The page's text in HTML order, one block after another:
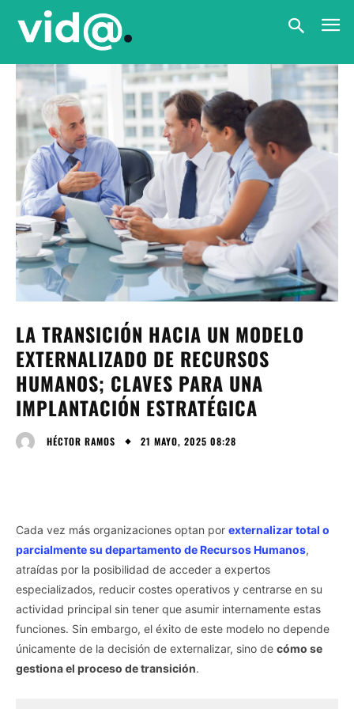
LA TRANSICIÓN HACIA UN MODELO
EXTERNALIZADO DE RECURSOS
HUMANOS; CLAVES PARA UNA
IMPLANTACIÓN ESTRATÉGICA
HÉCTOR RAMOS 21 MAYO, 2025 08:28
Cada vez más organizaciones optan por externalizar total o
parcialmente su departamento de Recursos Humanos,
atraídas por la posibilidad de acceder a expertos
especializados, reducir costes operativos y centrarse en su
actividad principal sin tener que asumir internamente estas
funciones. Sin embargo, el éxito de este modelo no depende
únicamente de la decisión de externalizar, sino de cómo se
gestiona el proceso de transición.